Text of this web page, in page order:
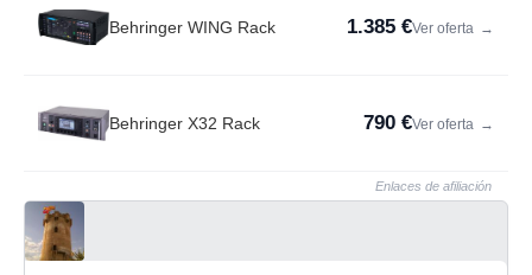
Behringer WING Rack 1.385 €Ver oferta →
Behringer X32 Rack 790 €Ver oferta →
Enlaces de afiliación